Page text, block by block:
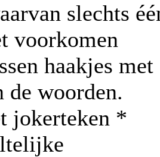
slechts
voorkomen
haakjes met
de woorden.
jokerteken *